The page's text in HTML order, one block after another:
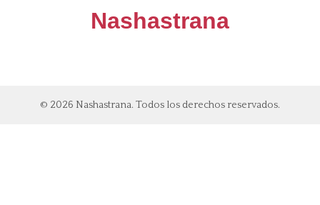
Nashastrana
© 2026 Nashastrana. Todos los derechos reservados.